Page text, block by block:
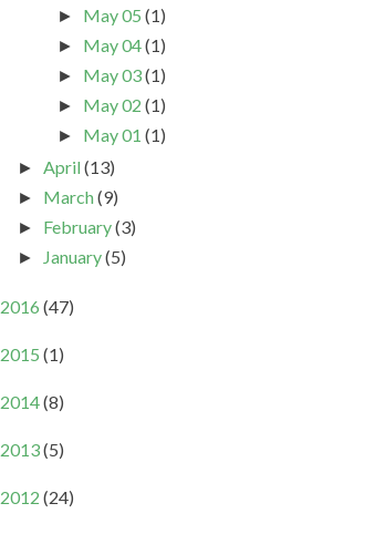
► May 05 (1)
► May 04(1)
► May 03(1)
► May 02 (1)
► May 01 (1)
►April(13)
► March(9)
► February(3)
► January(5)
2016 (47)
2015 (1)
2014(8)
2013(5)
2012 (24)